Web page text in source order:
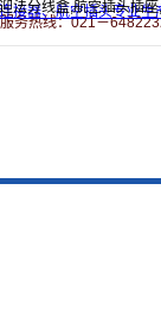
法分线盒,航空插头插
服务热线：021－